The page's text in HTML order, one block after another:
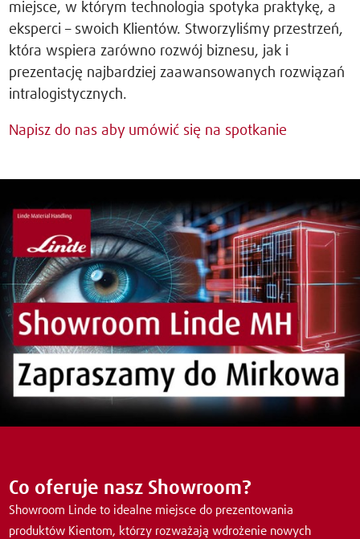
miejsce, w którym technologia spotyka praktykę, a
eksperci – swoich Klientów. Stworzyliśmy przestrzeń,
która wspiera zarówno rozwój biznesu, jak i
prezentację najbardziej zaawansowanych rozwiązań
intralogistycznych.
Napisz do nas aby umówić się na spotkanie
Co oferuje nasz Showroom?
Showroom Linde to idealne miejsce do prezentowania
produktów Kientom, którzy rozważają wdrożenie nowych